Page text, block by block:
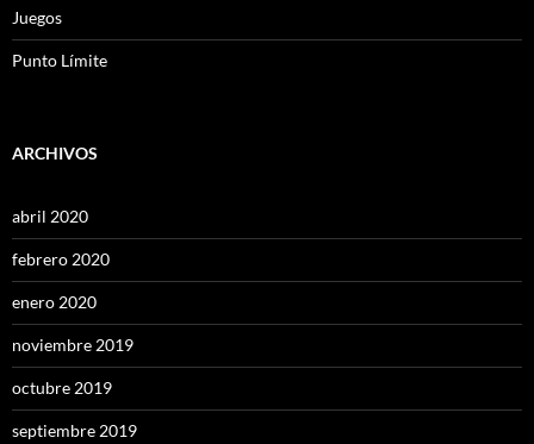
Juegos
Punto Límite
ARCHIVOS
abril 2020
febrero 2020
enero 2020
noviembre 2019
octubre 2019
septiembre 2019